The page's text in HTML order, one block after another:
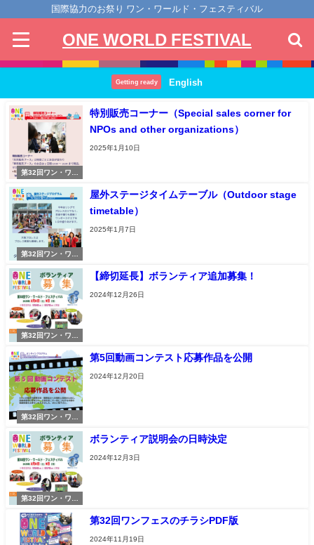
国際協力のお祭り ワン・ワールド・フェスティバル
ONE WORLD FESTIVAL
Getting ready English
第32回ワン・ワー
バル
特別販売コーナー（Special sales corner for
NPOs and other organizations）
2025年1月10日
第32回ワン・ワー
バル
屋外ステージタイムテーブル（Outdoor stage
timetable）
2025年1月7日
第32回ワン・ワー
バル
【締切延長】ボランティア追加募集！
2024年12月26日
第32回ワン・ワー
バル
第5回動画コンテスト応募作品を公開
2024年12月20日
第32回ワン・ワー
バル
ボランティア説明会の日時決定
2024年12月3日
第32回ワンフェスのチラシPDF版
2024年11月19日